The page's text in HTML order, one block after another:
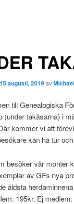
15 augusti, 2019av
till Genealogiska
(under takåsarna) i
kommer vi att
kan ha tur
besöker vår monter
av GFs nya
äldsta
195kr. Ej medlem: